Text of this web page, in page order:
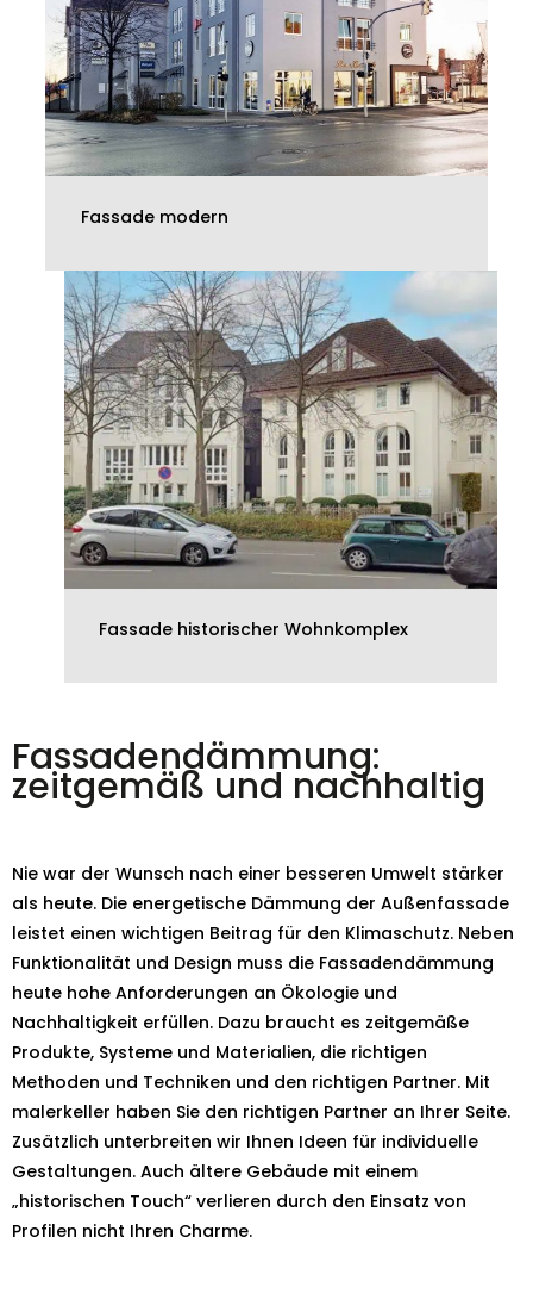
Fassade modern
Fassade historischer Wohnkomplex
Fassadendämmung:
zeitgemäß und nachhaltig
Nie war der Wunsch nach einer besseren Umwelt stärker
als heute. Die energetische Dämmung der Außenfassade
leistet einen wichtigen Beitrag für den Klimaschutz. Neben
Funktionalität und Design muss die Fassadendämmung
heute hohe Anforderungen an Ökologie und
Nachhaltigkeit erfüllen. Dazu braucht es zeitgemäße
Produkte, Systeme und Materialien, die richtigen
Methoden und Techniken und den richtigen Partner. Mit
malerkeller haben Sie den richtigen Partner an Ihrer Seite.
Zusätzlich unterbreiten wir Ihnen Ideen für individuelle
Gestaltungen. Auch ältere Gebäude mit einem
„historischen Touch“ verlieren durch den Einsatz von
Profilen nicht Ihren Charme.